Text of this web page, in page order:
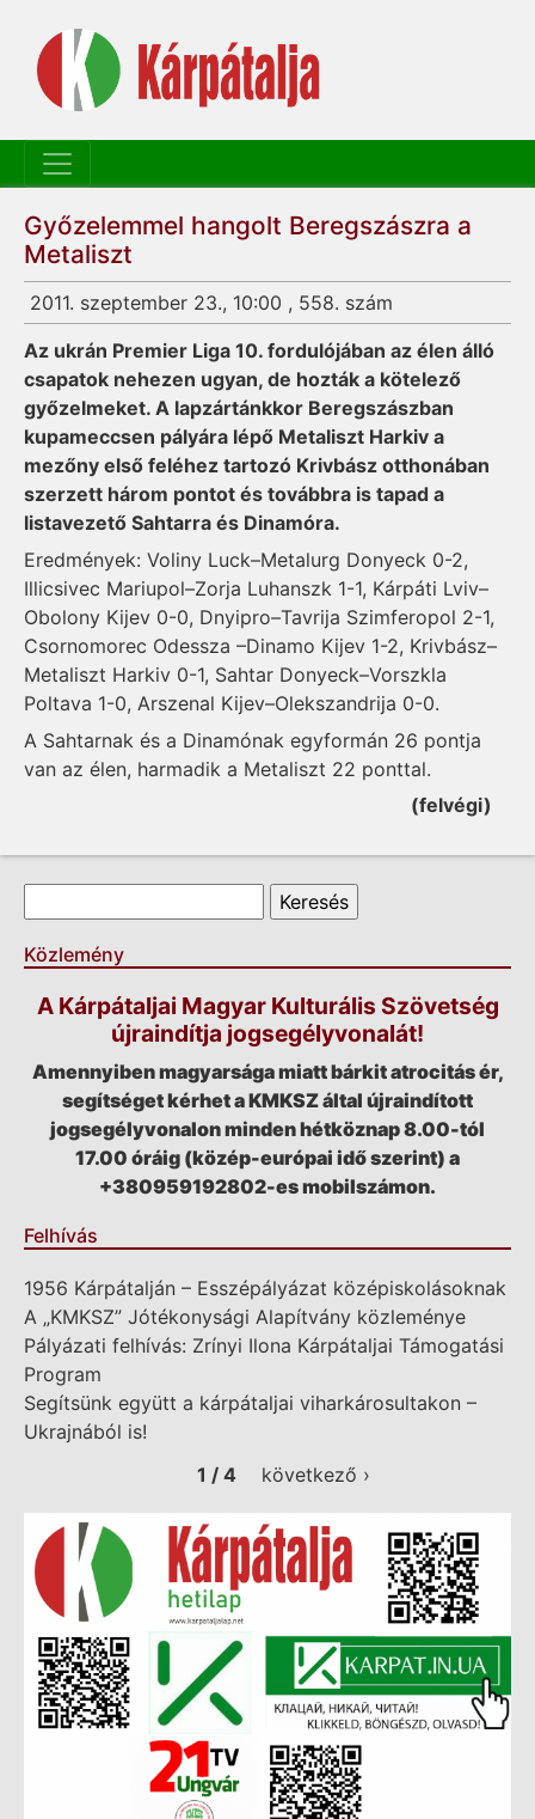
Győzelemmel hangolt Beregszászra a
Metaliszt
2011. szeptember 23., 10:00 , 558. szám
Az ukrán Premier Liga 10. fordulójában az élen álló
csapatok nehezen ugyan, de hozták a kötelező
győzelmeket. A lapzártánkkor Beregszászban
kupameccsen pályára lépő Metaliszt Harkiv a
mezőny első feléhez tartozó Krivbász otthonában
szerzett három pontot és továbbra is tapad a
listavezető Sahtarra és Dinamóra.
Eredmények: Voliny Luck–Metalurg Donyeck 0-2,
Illicsivec Mariupol–Zorja Luhanszk 1-1, Kárpáti Lviv–
Obolony Kijev 0-0, Dnyipro–Tavrija Szimferopol 2-1,
Csornomorec Odessza –Dinamo Kijev 1-2, Krivbász–
Metaliszt Harkiv 0-1, Sahtar Donyeck–Vorszkla
Poltava 1-0, Arszenal Kijev–Olekszandrija 0-0.
A Sahtarnak és a Dinamónak egyformán 26 pontja
van az élen, harmadik a Metaliszt 22 ponttal.
(felvégi)
Keresés űrlap
Közlemény
A Kárpátaljai Magyar Kulturális Szövetség
újraindítja jogsegélyvonalát!
Amennyiben magyarsága miatt bárkit atrocitás ér,
segítséget kérhet a KMKSZ által újraindított
jogsegélyvonalon minden hétköznap 8.00-tól
17.00 óráig (közép-európai idő szerint) a
+380959192802-es mobilszámon.
Felhívás
1956 Kárpátalján – Esszépályázat középiskolásoknak
A „KMKSZ” Jótékonysági Alapítvány közleménye
Pályázati felhívás: Zrínyi Ilona Kárpátaljai Támogatási
Program
Segítsünk együtt a kárpátaljai viharkárosultakon –
Ukrajnából is!
1 / 4
következő ›